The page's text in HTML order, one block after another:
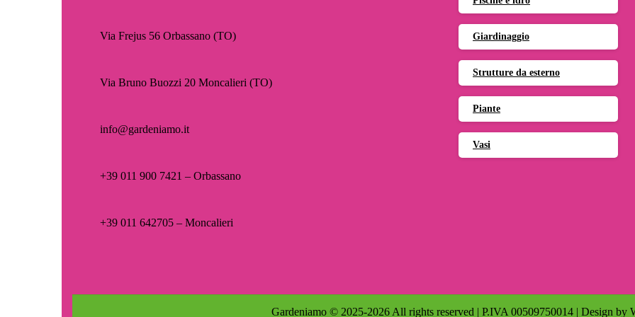
Via Frejus 56 Orbassano (TO)
Via Bruno Buozzi 20 Moncalieri (TO)
info@gardeniamo.it
+39 011 900 7421 – Orbassano
+39 011 642705 – Moncalieri
Giardinaggio
Strutture da esterno
Piante
Vasi
Gardeniamo © 2025-2026 All rights reserved | P.IVA 00509750014 | Design by